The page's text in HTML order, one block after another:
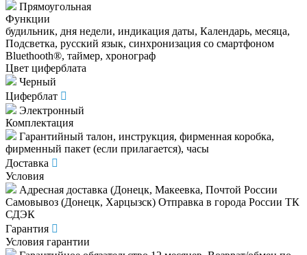
Прямоугольная
Функции
будильник, дня недели, индикация даты, Календарь, месяца,
Подсветка, русский язык, синхронизация со смартфоном
Bluethooth®, таймер, хронограф
Цвет циферблата
Черный
Циферблат
Электронный
Комплектация
Гарантийный талон, инструкция, фирменная коробка,
фирменный пакет (если прилагается), часы
Доставка
Условия
Адресная доставка (Донецк, Макеевка, Почтой России
Самовывоз (Донецк, Харцызск) Отправка в города России ТК
СДЭК
Гарантия
Условия гарантии